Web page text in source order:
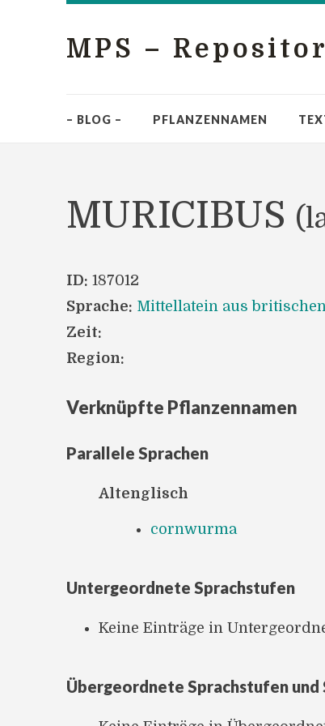
MPS –
– BLOG – PFLANZENNAMEN
MURICIBUS
ID: 187012
Sprache: Mittellatein aus
Zeit:
Region:
Verknüpfte Pflanzennamen
Parallele Sprachen
Altenglisch
cornwurma
Untergeordnete Sprachstufen
Keine Einträge in
Übergeordnete Sprachstufen und